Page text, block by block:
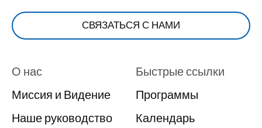
СВЯЗАТЬСЯ С НАМИ
О нас
Миссия и Видение
Наше руководство
Быстрые ссылки
Программы
Календарь